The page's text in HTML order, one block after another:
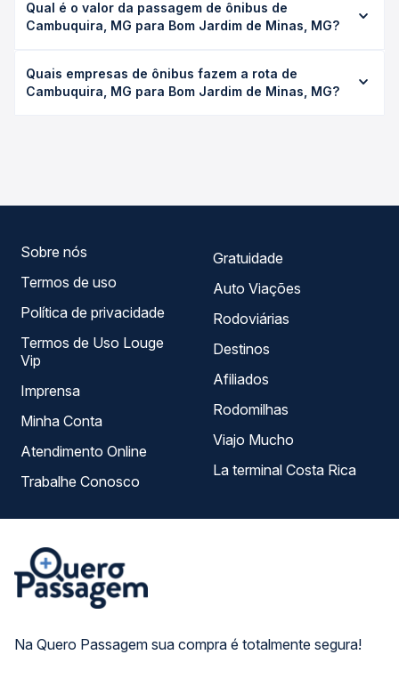
de Minas, MG leva em média 3h 34min, podendo variar
conforme a viação, o tipo de serviço (convencional,
duração exata de cada opção na data desejada.
Qual é o valor da passagem de ônibus de
Cambuquira, MG para Bom Jardim de Minas, MG?
Bom Jardim de Minas, MG custa em média R$ 94,90 e
varia conforme a data da viagem, a empresa, o tipo de
Quais empresas de ônibus fazem a rota de
Cambuquira, MG para Bom Jardim de Minas, MG?
Na Quero Passagem sua compra é totalmente segura!
Sobre nós
Termos de uso
Política de privacidade
Termos de Uso Louge
Vip
Imprensa
Minha Conta
Atendimento Online
Trabalhe Conosco
Gratuidade
Auto Viações
Rodoviárias
Destinos
Afiliados
Rodomilhas
Viajo Mucho
La terminal Costa Rica